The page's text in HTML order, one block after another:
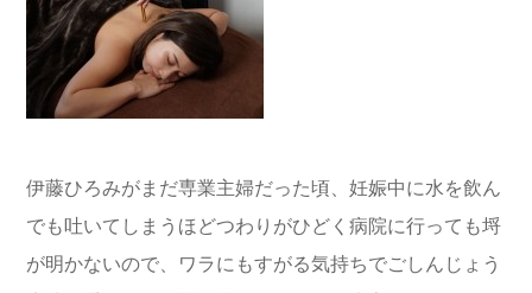
伊藤ひろみがまだ専業主婦だった頃、妊娠中に水を飲ん
でも吐いてしまうほどつわりがひどく病院に行っても埒
が明かないので、ワラにもすがる気持ちでごしんじょう